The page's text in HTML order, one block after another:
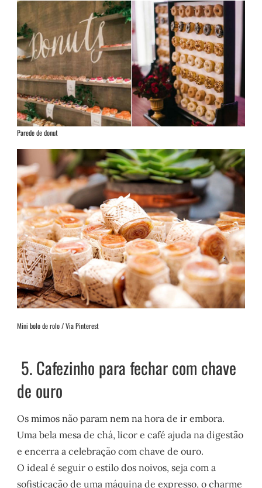
Parede de donut
Mini bolo de rolo / Via Pinterest
5. Cafezinho para fechar com chave
de ouro
Os mimos não param nem na hora de ir embora.
Uma bela mesa de chá, licor e café ajuda na digestão
e encerra a celebração com chave de ouro.
O ideal é seguir o estilo dos noivos, seja com a
sofisticação de uma máquina de expresso, o charme